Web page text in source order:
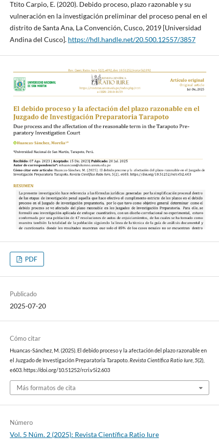
Ttito Carpio, E. (2020). Debido proceso, plazo razonable y su
vulneración en la investigación preliminar del proceso penal en el
distrito de Santa Ana, La Convención, Cusco, 2019 [Universidad
Andina del Cusco]. https://hdl.handle.net/20.500.12557/3857
PDF
Publicado
2025-07-20
Cómo citar
Huancas-Sánchez, M. (2025). El debido proceso y la afectación del plazo razonable en
el Juzgado de Investigación Preparatoria Tarapoto. Revista Científica Ratio Iure, 5(2),
e603. https://doi.org/10.51252/rcri.v5i2.603
Más formatos de cita
Número
Vol. 5 Núm. 2 (2025): Revista Científica Ratio Iure